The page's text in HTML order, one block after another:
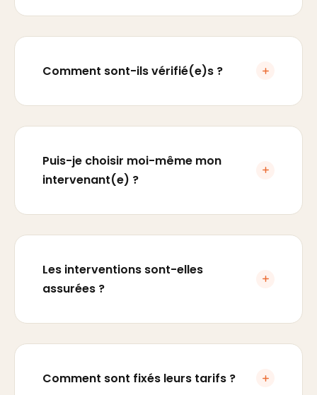
Comment sont-ils vérifié(e)s ?
Puis-je choisir moi-même mon
intervenant(e) ?
Les interventions sont-elles
assurées ?
Comment sont fixés leurs tarifs ?